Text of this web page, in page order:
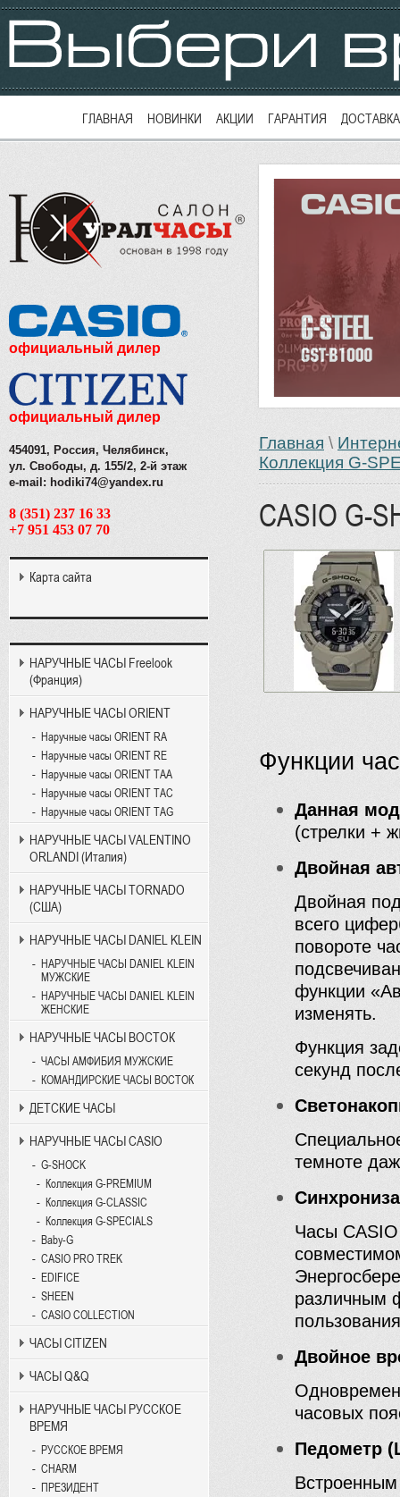
ГЛАВНАЯ НОВИНКИ АКЦИИ ГАРАНТИЯ ДОСТАВКА
Главная \
Коллекция G-
CASIO G-
Функции
Данная
(стрелки +
Двойная
Двойная
всего
повороте
функции
изменять.
Функция
секунд
темноте
Часы
различным
Двойное
часовых
Педометр
официальный дилер
официальный дилер
454091, Россия, Челябинск,
ул. Свободы, д. 155/2, 2-й этаж
e-mail: hodiki74@yandex.ru
8 (351) 237 16 33
+7 951 453 07 70
Карта сайта
НАРУЧНЫЕ ЧАСЫ Freelook
(Франция)
НАРУЧНЫЕ ЧАСЫ ORIENT
Наручные часы ORIENT RA
Наручные часы ORIENT RE
Наручные часы ORIENT TAA
Наручные часы ORIENT TAC
Наручные часы ORIENT TAG
НАРУЧНЫЕ ЧАСЫ VALENTINO
ORLANDI (Италия)
НАРУЧНЫЕ ЧАСЫ TORNADO
(США)
НАРУЧНЫЕ ЧАСЫ DANIEL KLEIN
НАРУЧНЫЕ ЧАСЫ DANIEL KLEIN
МУЖСКИЕ
НАРУЧНЫЕ ЧАСЫ DANIEL KLEIN
ЖЕНСКИЕ
НАРУЧНЫЕ ЧАСЫ ВОСТОК
ЧАСЫ АМФИБИЯ МУЖСКИЕ
КОМАНДИРСКИЕ ЧАСЫ ВОСТОК
ДЕТСКИЕ ЧАСЫ
НАРУЧНЫЕ ЧАСЫ CASIO
G-SHOCK
Коллекция G-PREMIUM
Коллекция G-CLASSIC
Коллекция G-SPECIALS
Baby-G
CASIO PRO TREK
EDIFICE
SHEEN
CASIO COLLECTION
ЧАСЫ CITIZEN
ЧАСЫ Q&Q
НАРУЧНЫЕ ЧАСЫ РУССКОЕ
ВРЕМЯ
РУССКОЕ ВРЕМЯ
CHARM
ПРЕЗИДЕНТ